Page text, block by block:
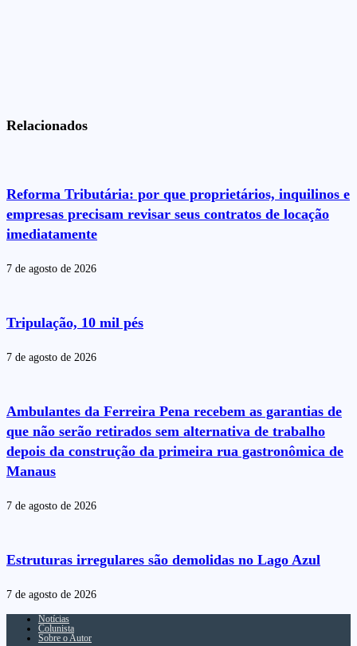
Relacionados
Reforma Tributária: por que proprietários, inquilinos e
empresas precisam revisar seus contratos de locação
imediatamente
7 de agosto de 2026
Tripulação, 10 mil pés
7 de agosto de 2026
Ambulantes da Ferreira Pena recebem as garantias de
que não serão retirados sem alternativa de trabalho
depois da construção da primeira rua gastronômica de
Manaus
7 de agosto de 2026
Estruturas irregulares são demolidas no Lago Azul
7 de agosto de 2026
Notícias
Colunista
Sobre o Autor